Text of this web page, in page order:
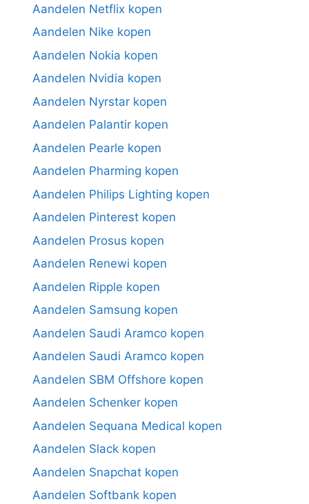
Aandelen Netflix kopen
Aandelen Nike kopen
Aandelen Nokia kopen
Aandelen Nvidia kopen
Aandelen Nyrstar kopen
Aandelen Palantir kopen
Aandelen Pearle kopen
Aandelen Pharming kopen
Aandelen Philips Lighting kopen
Aandelen Pinterest kopen
Aandelen Prosus kopen
Aandelen Renewi kopen
Aandelen Ripple kopen
Aandelen Samsung kopen
Aandelen Saudi Aramco kopen
Aandelen Saudi Aramco kopen
Aandelen SBM Offshore kopen
Aandelen Schenker kopen
Aandelen Sequana Medical kopen
Aandelen Slack kopen
Aandelen Snapchat kopen
Aandelen Softbank kopen